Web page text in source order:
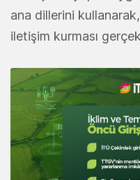
ana dillerini
iletişim kurması